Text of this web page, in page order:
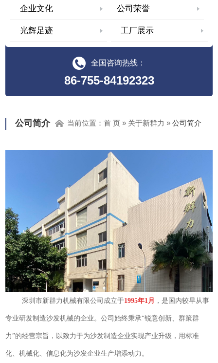
企业文化 公司荣誉
光辉足迹 工厂展示
全国咨询热线：
86-755-84192323
公司简介 当前位置：首 页 » 关于新群力 »公司简介
深圳市新群力机械有限公司成立于1995年1月 ，是国内较早从事
专业研发制造沙发机械的企业。公司始终秉承“锐意创新、群策群
力”的经营宗旨，以致力于为沙发制造企业实现产业升级，用标准
化、机械化、信息化为沙发企业生产增添动力。